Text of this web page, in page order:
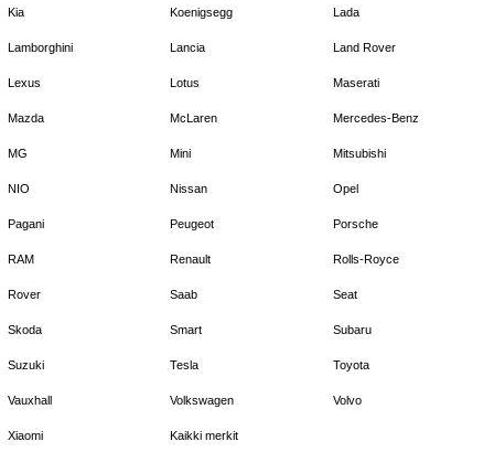
Kia Koenigsegg Lada
Lamborghini Lancia Land Rover
Lexus Lotus Maserati
Mazda McLaren Mercedes-Benz
MG Mini Mitsubishi
NIO Nissan Opel
Pagani Peugeot Porsche
RAM Renault Rolls-Royce
Rover Saab Seat
Skoda Smart Subaru
Suzuki Tesla Toyota
Vauxhall Volkswagen Volvo
Xiaomi Kaikki merkit